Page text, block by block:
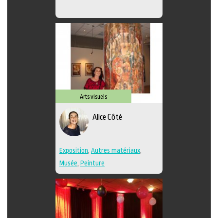
Arts visuels
Alice Côté
Exposition Autres matériaux
Musée Peinture